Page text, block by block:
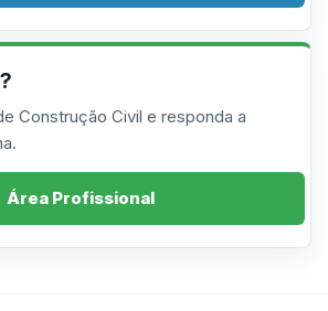
Construção Civil e responda a
Área Profissional